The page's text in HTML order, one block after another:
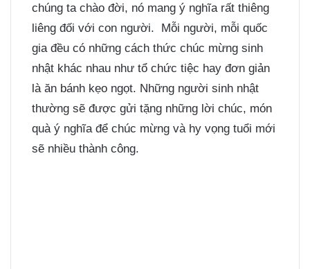
chúng ta chào đời, nó mang ý nghĩa rất thiêng
liêng đối với con người. Mỗi người, mỗi quốc
gia đều có những cách thức chúc mừng sinh
nhật khác nhau như tổ chức tiệc hay đơn giản
là ăn bánh kẹo ngọt. Những người sinh nhật
thường sẽ được gửi tặng những lời chúc, món
quà ý nghĩa để chúc mừng và hy vọng tuổi mới
sẽ nhiều thành công.